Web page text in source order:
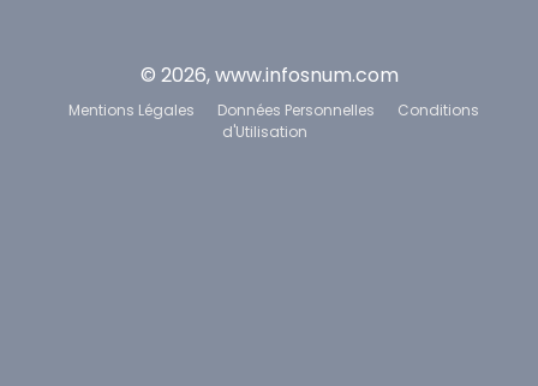
© 2026, www.infosnum.com
Mentions Légales Données Personnelles
Conditions
d'Utilisation